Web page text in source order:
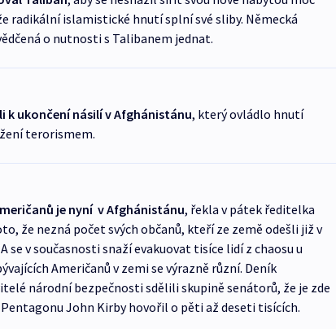
radikální islamistické hnutí splní své sliby. Německá
o nutnosti s Talibanem jednat.
k ukončení násilí v Afghánistánu, který ovládlo hnutí
terorismem.
je nyní v Afghánistánu, řekla v pátek ředitelka
že nezná počet svých občanů, kteří ze země odešli již v
se v současnosti snaží evakuovat tisíce lidí z chaosu u
Američanů v zemi se výrazně různí. Deník
národní bezpečnosti sdělili skupině senátorů, že je zde
John Kirby hovořil o pěti až deseti tisících.